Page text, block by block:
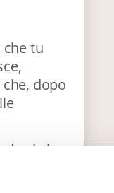
che tu
dopo
ci si
grasso